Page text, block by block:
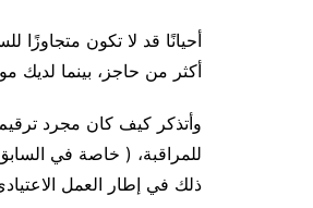
أحيانًا قد لا تكون متجاوزًا
أكثر من حاجز، بينما لديك
وأتذكر كيف كان مجرد ترقيم
للمراقبة، ( خاصة في
ذلك في إطار العمل